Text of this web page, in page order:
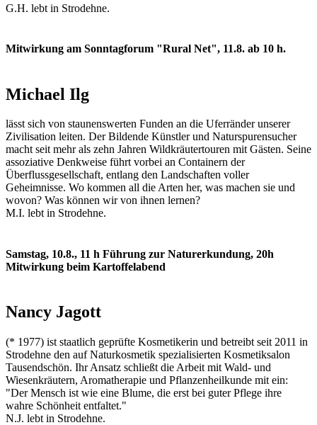
G.H. lebt in Strodehne.
Mitwirkung am Sonntagforum "Rural Net", 11.8. ab 10 h.
Michael Ilg
lässt sich von staunenswerten Funden an die Uferränder unserer
Zivilisation leiten. Der Bildende Künstler und Naturspurensucher
macht seit mehr als zehn Jahren Wildkräutertouren mit Gästen. Seine
assoziative Denkweise führt vorbei an Containern der
Überflussgesellschaft, entlang den Landschaften voller
Geheimnisse. Wo kommen all die Arten her, was machen sie und
wovon? Was können wir von ihnen lernen?
M.I. lebt in Strodehne.
Samstag, 10.8., 11 h Führung zur Naturerkundung, 20h
Mitwirkung beim Kartoffelabend
Nancy Jagott
(* 1977) ist staatlich geprüfte Kosmetikerin und betreibt seit 2011 in
Strodehne den auf Naturkosmetik spezialisierten Kosmetiksalon
Tausendschön. Ihr Ansatz schließt die Arbeit mit Wald- und
Wiesenkräutern, Aromatherapie und Pflanzenheilkunde mit ein:
"Der Mensch ist wie eine Blume, die erst bei guter Pflege ihre
wahre Schönheit entfaltet."
N.J. lebt in Strodehne.